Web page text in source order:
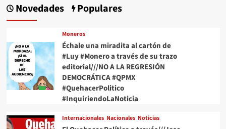
Novedades Populares
Moneros
Échale una miradita al cartón de
#Luy #Monero a través de su trazo
editorial///NO A LA REGRESIÓN
DEMOCRÁTICA #QPMX
#QuehacerPolitico
#InquiriendoLaNoticia
Internacionales Nacionales Noticias